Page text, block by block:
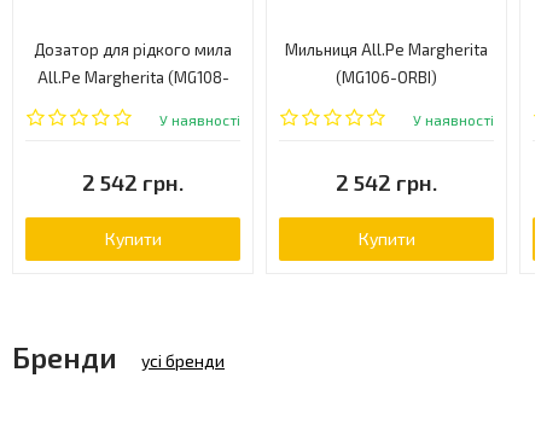
Дозатор для рідкого мила
All.Pe Margherita (MG108-
ORBI)
У наявності
2 542 грн.
Купити
Мильниця All.Pe Margherita
(MG106-ORBI)
У наявності
2 542 грн.
Купити
Бренди усі бренди